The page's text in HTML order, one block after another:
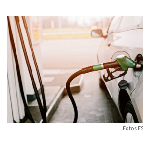
Fotos